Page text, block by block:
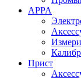
APPA
Прист